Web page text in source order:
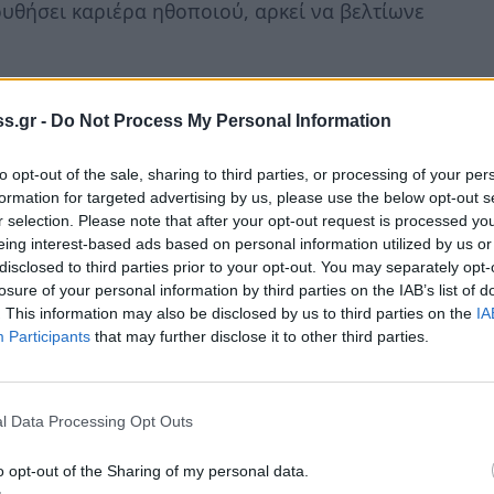
- Do Not Process My Personal Information
opt-out of the sale, sharing to third parties, or processing of your
for targeted advertising by us, please use the below opt-out
selection. Please note that after your opt-out request is processed
interest-based ads based on personal information utilized by us
to third parties prior to your opt-out. You may separately
of your personal information by third parties on the IAB’s list of
This information may also be disclosed by us to third parties on the
Participants that may further disclose it to other third parties.
Data Processing Opt Outs
opt-out of the Sharing of my personal data.
καριέρα ηθοποιού, αρκεί να βελτίωνε
του Ράιτ και ξεκίνησε εντατικά μαθήματα
ρόλο στο αστυνομικό δράμα «Parole!»
αλλοδαπού ή παράνομου, σε ταινίες όπως
του Μίσους» («The Ox-Bow Incident»,
το φρούριο του Ειρηνικού» («Back to
στην ταινία «Black Gold» (1947), όπου
Εκείνη τη χρονιά έκανε το ντεμπούτο του
Λέιβερι «The Gentleman from Athens».
του Τένεσι Ουίλιαμς «Λεωφορείο ο